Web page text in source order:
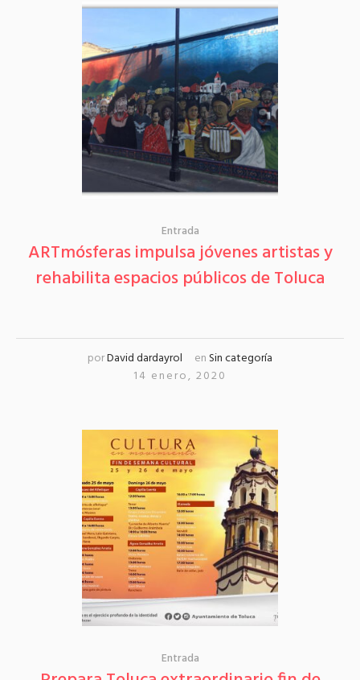
Entrada
ARTmósferas impulsa jóvenes artistas y
rehabilita espacios públicos de Toluca
porDavid dardayrol en Sin categoría
14 enero, 2020
Entrada